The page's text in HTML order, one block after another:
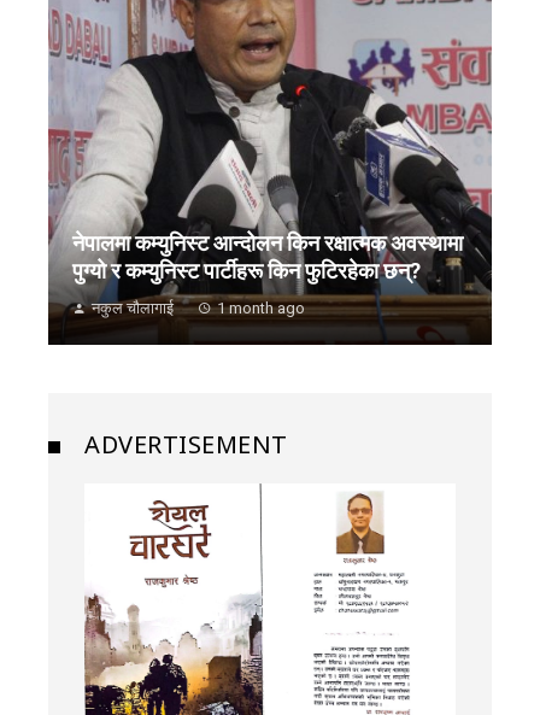
नेपालमा कम्युनिस्ट आन्दोलन किन रक्षात्मक अवस्थामा
पुग्यो र कम्युनिस्ट पार्टीहरू किन फुटिरहेका छन्?
नकुल चौलागाई 1 month ago
ADVERTISEMENT